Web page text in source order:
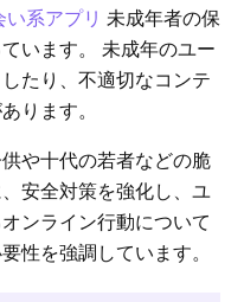
い系アプリ 未成年者の保
います。 未成年のユー
たり、不適切なコンテ
ります。
や十代の若者などの脆
安全対策を強化し、ユ
ンライン行動について
性を強調しています。